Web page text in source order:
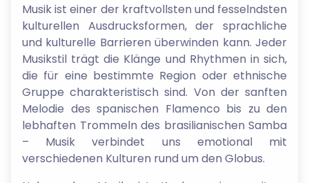
Musik ist einer der kraftvollsten und fesselndsten
kulturellen Ausdrucksformen, der sprachliche
und kulturelle Barrieren überwinden kann. Jeder
Musikstil trägt die Klänge und Rhythmen in sich,
die für eine bestimmte Region oder ethnische
Gruppe charakteristisch sind. Von der sanften
Melodie des spanischen Flamenco bis zu den
lebhaften Trommeln des brasilianischen Samba
– Musik verbindet uns emotional mit
verschiedenen Kulturen rund um den Globus.